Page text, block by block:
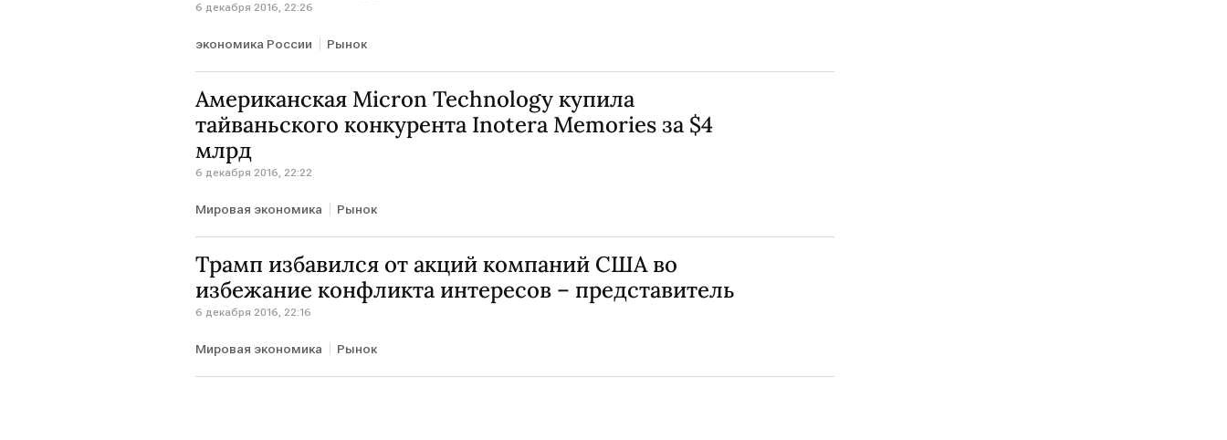
6 декабря 2016, 22:26
экономика России Рынок
Американская Micron Technology купила
тайваньского конкурента Inotera Memories за $4
млрд
6 декабря 2016, 22:22
Мировая экономика Рынок
Трамп избавился от акций компаний США во
избежание конфликта интересов – представитель
6 декабря 2016, 22:16
Мировая экономика Рынок